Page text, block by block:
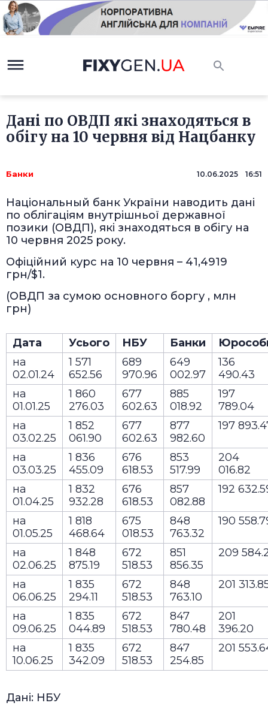
Дані по ОВДП які знаходяться в
обігу на 10 червня від Нацбанку
Банки 10.06.2025 16:51
Національный банк України наводить дані
по облігаціям внутрішньої державної
позики (ОВДП), які знаходяться в обігу на
10 червня 2025 року.
Офіційний курс на 10 червня – 41,4919
грн/$1.
(ОВДП за сумою основного боргу , млн
грн)
Дата Усього НБУ Банки
на
02.01.24
1 571
652.56
689
970.96
649
002.97
136
490.43
на
01.01.25
1 860
276.03
677
602.63
885
018.92
197
789.04
на
03.02.25
1 852
061.90
677
602.63
877
982.60
197
на
03.03.25
1 836
455.09
676
618.53
853
517.99
204
016.82
на
01.04.25
1 832
932.28
676
618.53
857
082.88
192
на
01.05.25
1 818
468.64
675
018.53
848
763.32
190
на
02.06.25
1 848
875.19
672
518.53
851
856.35
209
на
06.06.25
1 835
294.11
672
518.53
848
763.10
201
на
09.06.25
1 835
044.89
672
518.53
847
780.48
201
396.20
на
10.06.25
1 835
342.09
672
518.53
847
254.85
201
Дані: НБУ